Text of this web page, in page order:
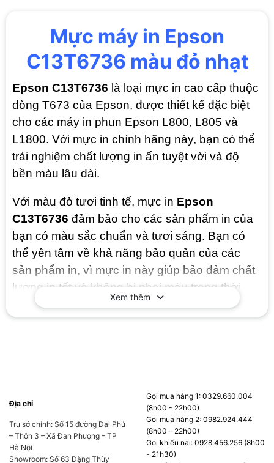
Mực máy in Epson
C13T6736 màu đỏ nhạt
Epson C13T6736 là loại mực in cao cấp thuộc
dòng T673 của Epson, được thiết kế đặc biệt
cho các máy in phun Epson L800, L805 và
L1800. Với mực in chính hãng này, bạn có thể
trải nghiệm chất lượng in ấn tuyệt vời và độ
bền màu lâu dài.
Với màu đỏ tươi tinh tế, mực in Epson
C13T6736 đảm bảo cho các sản phẩm in của
bạn có màu sắc chuẩn và tươi sáng. Bạn có
thể yên tâm về khả năng bảo quản của các
sản phẩm in, vì mực in này giúp bảo đảm chất
lượng in tốt và không bị phai màu trong thời
gian dài.
Mực in Epson C13T6736 – Sắc nét và đậm
đà
Xem thêm
Địa chỉ
Trụ sở chính: Số 15 đường Đại Phú
– Thôn 3 – Xã Đan Phượng – TP
Hà Nội
Showroom: Số 63 Đặng Thùy
Gọi mua hàng 1: 0329.660.004
(8h00 - 22h00)
Gọi mua hàng 2: 0982.924.444
(8h00 - 22h00)
Gọi khiếu nại: 0928.456.256 (8h00
- 21h30)